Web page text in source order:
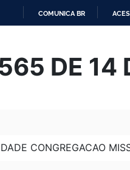
O
CONTEÚDO
COMUNICA BR
DE 14
CONGREGACAO